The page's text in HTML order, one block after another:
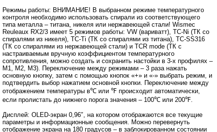
Режимы работы: ВНИМАНИЕ! В выбранном режиме температурного
контроля необходимо использовать спирали из соответствующего
типа металла – титана, никеля или нержавеющей стали! Wismec
Reuleaux RX2/3 имеет 5 режимов работы: VW (вариватт), TC-Ni (ТК со
спиралями из никеля), TC-Ti (ТК со спиралями из титана), TC-SS316
(ТК со спиралями из нержавеющей стали) и TCR mode (ТК с
настраиваемым вручную коэффициентом температурного
сопротивления, можно создать и сохранить настойки в 3-х профилях –
М1, М2, М3). Переключение между режимами – 3 раза нажать
основную кнопку, затем с помощью кнопок «+» и «-» выбрать режим, и
подтвердить выбор нажатием основной кнопки. Переключение между
отображением температуры в℃ или ℉ происходит автоматически,
если пролистать до нижнего порога значения – 100℃ или 200℉.
Дисплей: OLED-экран 0,96″, на котором отображаются все текущие
параметры и информационные сообщения. Можно перевернуть
отображение экрана на 180 градусов – в заблокированном состоянии